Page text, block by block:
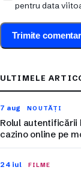
pentru data
ULTIMELE
7 aug NOUTĂȚI
Rolul
cazino online pe
24 iul FILME